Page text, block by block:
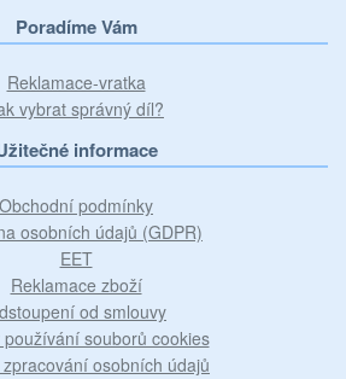
s DynamiCooling
obohacený o záporné ionty,
chuť potravin a pohlcuje
navíc doplňuje vyspělý
rozvádějící studený vzduch do
Proto můžete potraviny umístit
Poradíme Vám
Reklamace-vratka
vybrat správný díl?
informace
Obchodní podmínky
osobních údajů (GDPR)
EET
Reklamace zboží
od smlouvy
souborů cookies
osobních údajů